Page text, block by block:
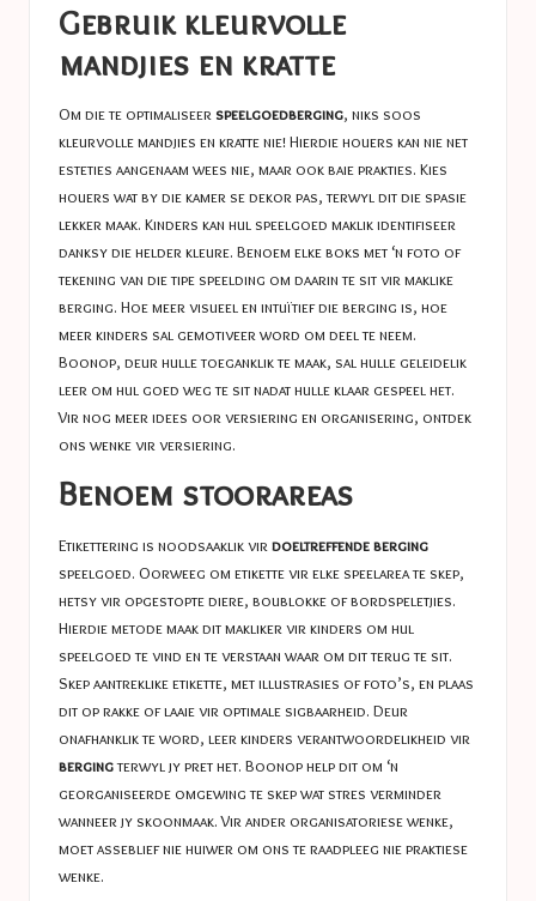
Gebruik kleurvolle
mandjies en kratte
Om die te optimaliseer speelgoedberging, niks soos
kleurvolle mandjies en kratte nie! Hierdie houers kan nie net
esteties aangenaam wees nie, maar ook baie prakties. Kies
houers wat by die kamer se dekor pas, terwyl dit die spasie
lekker maak. Kinders kan hul speelgoed maklik identifiseer
danksy die helder kleure. Benoem elke boks met ‘n foto of
tekening van die tipe speelding om daarin te sit vir maklike
berging. Hoe meer visueel en intuïtief die berging is, hoe
meer kinders sal gemotiveer word om deel te neem.
Boonop, deur hulle toeganklik te maak, sal hulle geleidelik
leer om hul goed weg te sit nadat hulle klaar gespeel het.
Vir nog meer idees oor versiering en organisering, ontdek
ons wenke vir versiering.
Benoem stoorareas
Etikettering is noodsaaklik vir doeltreffende berging
speelgoed. Oorweeg om etikette vir elke speelarea te skep,
hetsy vir opgestopte diere, boublokke of bordspeletjies.
Hierdie metode maak dit makliker vir kinders om hul
speelgoed te vind en te verstaan ​​waar om dit terug te sit.
Skep aantreklike etikette, met illustrasies of foto’s, en plaas
dit op rakke of laaie vir optimale sigbaarheid. Deur
onafhanklik te word, leer kinders verantwoordelikheid vir
bergingterwyl jy pret het. Boonop help dit om ‘n
georganiseerde omgewing te skep wat stres verminder
wanneer jy skoonmaak. Vir ander organisatoriese wenke,
moet asseblief nie huiwer om ons te raadpleeg niepraktiese
wenke.